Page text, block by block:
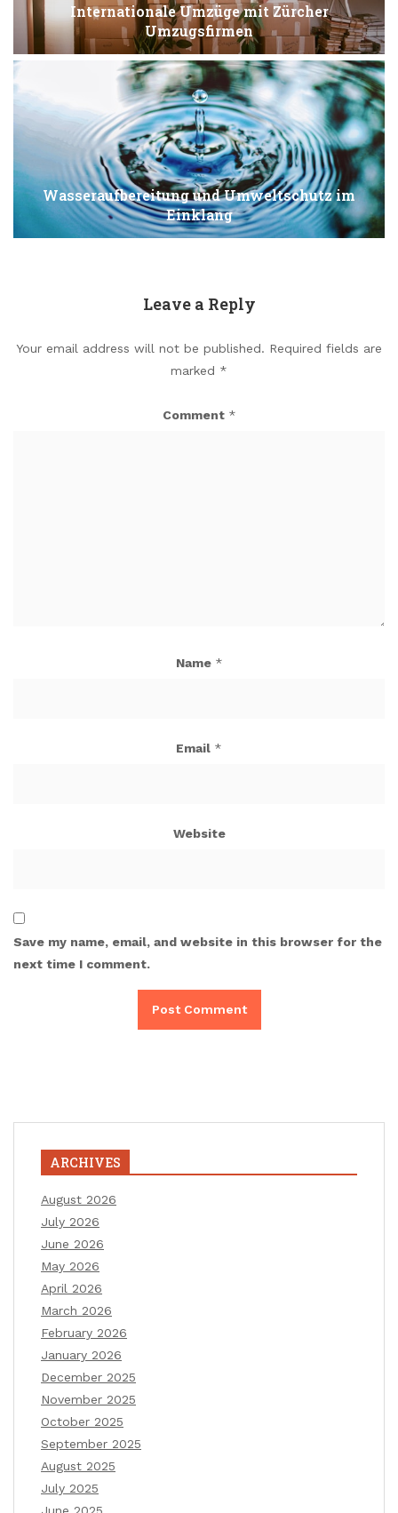
Internationale Umzüge mit Zürcher
Umzugsfirmen
Wasseraufbereitung und Umweltschutz im
Einklang
Leave a Reply
Your email address will not be published. Required fields are
marked *
Comment *
Name *
Email *
Website
Save my name, email, and website in this browser for the
next time I comment.
ARCHIVES
August 2026
July 2026
June 2026
May 2026
April 2026
March 2026
February 2026
January 2026
December 2025
November 2025
October 2025
September 2025
August 2025
July 2025